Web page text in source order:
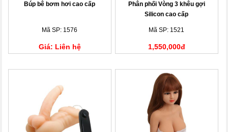
Búp bê bơm hơi cao cấp
Mã SP: 1576
Giá: Liên hệ
Phân phối Vòng 3 khêu gợi
Silicon cao cấp
Mã SP: 1521
1,550,000đ